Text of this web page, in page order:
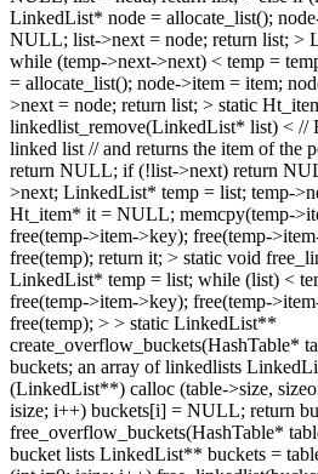
LinkedList* node = allocate_list();
NULL; list->next = node; return list; >
while (temp->next->next) < temp =
= allocate_list(); node->item = item;
>next = node; return list; > static
linkedlist_remove(LinkedList* list) < //
linked list // and returns the item of the
return NULL; if (!list->next) return
>next; LinkedList* temp = list; temp-
Ht_item* it = NULL; memcpy(temp-
free(temp->item->key); free(temp-
free(temp); return it; > static void
LinkedList* temp = list; while (list) <
free(temp->item->key); free(temp-
free(temp); > > static LinkedList**
create_overflow_buckets(HashTable*
buckets; an array of linkedlists
(LinkedList**) calloc (table->size,
isize; i++) buckets[i] = NULL; return
free_overflow_buckets(HashTable*
bucket lists LinkedList** buckets =